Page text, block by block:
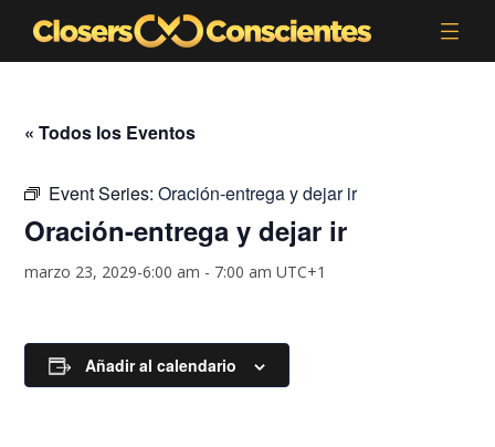
« Todos los Eventos
Event Series:Oración-entrega y dejar ir
Oración-entrega y dejar ir
marzo 23, 2029-6:00 am - 7:00 am UTC+1
Añadir al calendario